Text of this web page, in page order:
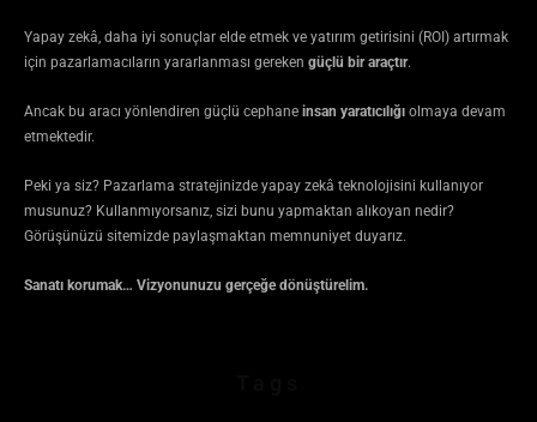
Yapay zekâ, daha iyi sonuçlar elde etmek ve yatırım getirisini (ROI) artırmak
için pazarlamacıların yararlanması gereken güçlü bir araçtır.
Ancak bu aracı yönlendiren güçlü cephane insan yaratıcılığı olmaya devam
etmektedir.
Peki ya siz? Pazarlama stratejinizde yapay zekâ teknolojisini kullanıyor
musunuz? Kullanmıyorsanız, sizi bunu yapmaktan alıkoyan nedir?
Görüşünüzü sitemizde paylaşmaktan memnuniyet duyarız.
Sanatı korumak… Vizyonunuzu gerçeğe dönüştürelim.